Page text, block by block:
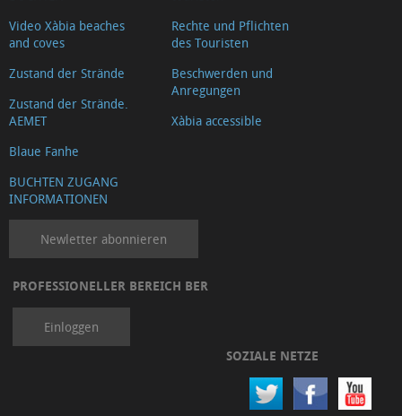
Video Xàbia beaches
and coves
Zustand der Strände
Zustand der Strände.
AEMET
Blaue Fanhe
BUCHTEN ZUGANG
INFORMATIONEN
Rechte und Pflichten
des Touristen
Beschwerden und
Anregungen
Xàbia accessible
Newletter abonnieren
PROFESSIONELLER BEREICH BER
Einloggen
SOZIALE NETZE